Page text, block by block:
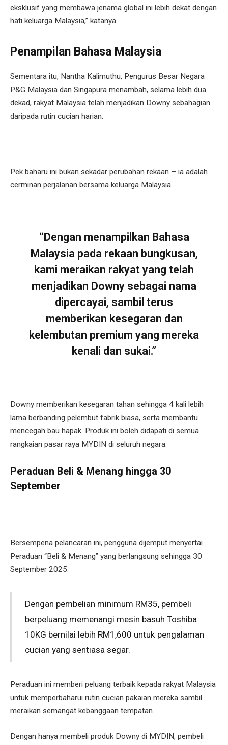
eksklusif yang membawa jenama global ini lebih dekat dengan
hati keluarga Malaysia,” katanya.
Penampilan Bahasa Malaysia
Sementara itu, Nantha Kalimuthu, Pengurus Besar Negara
P&G Malaysia dan Singapura menambah, selama lebih dua
dekad, rakyat Malaysia telah menjadikan Downy sebahagian
daripada rutin cucian harian.
Pek baharu ini bukan sekadar perubahan rekaan – ia adalah
cerminan perjalanan bersama keluarga Malaysia.
“Dengan menampilkan Bahasa
Malaysia pada rekaan bungkusan,
kami meraikan rakyat yang telah
menjadikan Downy sebagai nama
dipercayai, sambil terus
memberikan kesegaran dan
kelembutan premium yang mereka
kenali dan sukai.”
Downy memberikan kesegaran tahan sehingga 4 kali lebih
lama berbanding pelembut fabrik biasa, serta membantu
mencegah bau hapak. Produk ini boleh didapati di semua
rangkaian pasar raya MYDIN di seluruh negara.
Peraduan Beli & Menang hingga 30
September
Bersempena pelancaran ini, pengguna dijemput menyertai
Peraduan “Beli & Menang” yang berlangsung sehingga 30
September 2025.
Dengan pembelian minimum RM35, pembeli
berpeluang memenangi mesin basuh Toshiba
10KG bernilai lebih RM1,600 untuk pengalaman
cucian yang sentiasa segar.
Peraduan ini memberi peluang terbaik kepada rakyat Malaysia
untuk memperbaharui rutin cucian pakaian mereka sambil
meraikan semangat kebanggaan tempatan.
Dengan hanya membeli produk Downy di MYDIN, pembeli